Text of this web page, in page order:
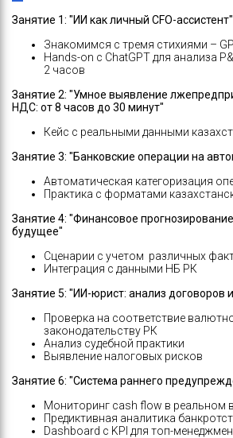
Занятие 1: "ИИ как личный CFO-ассистент"
Знакомимся с тремя стихиями –
Hands-on с ChatGPT для анализа
2 часов
Занятие 2: "Умное выявление
НДС: от 8 часов до 30 минут"
Кейс с реальными данными
Занятие 3: "Банковские операции на
Автоматическая категоризация
Практика с форматами
Занятие 4: "Финансовое
будущее"
Сценарии с учетом различных
Интеграция с данными НБ РК
Занятие 5: "ИИ-юрист: анализ договоров
Проверка на соответствие
законодательству РК
Анализ судебной практики
Выявление налоговых рисков
Занятие 6: "Система раннего
Мониторинг cash flow в реальном
Предиктивная аналитика
Dashboard с KPI для топ-